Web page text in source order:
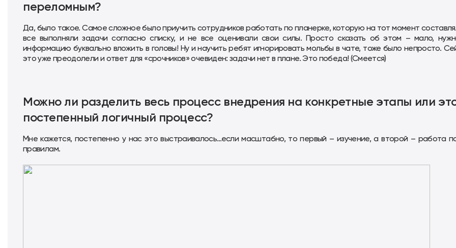
переломным?
Да, было такое. Самое сложное было приучить сотрудников работать по планерке, которую на тот момент
все выполняли задачи согласно списку, и не все оценивали свои силы. Просто сказать об этом – мало,
информацию буквально вложить в головы! Ну и научить ребят игнорировать мольбы в чате, тоже было непросто.
это уже преодолели и ответ для «срочников» очевиден: задачи нет в плане. Это победа! (Смеется)
Можно ли разделить весь процесс внедрения на конкретные этапы или
постепенный логичный процесс?
Мне кажется, постепенно у нас это выстраивалось…если масштабно, то первый – изучение, а второй – работа
правилам.